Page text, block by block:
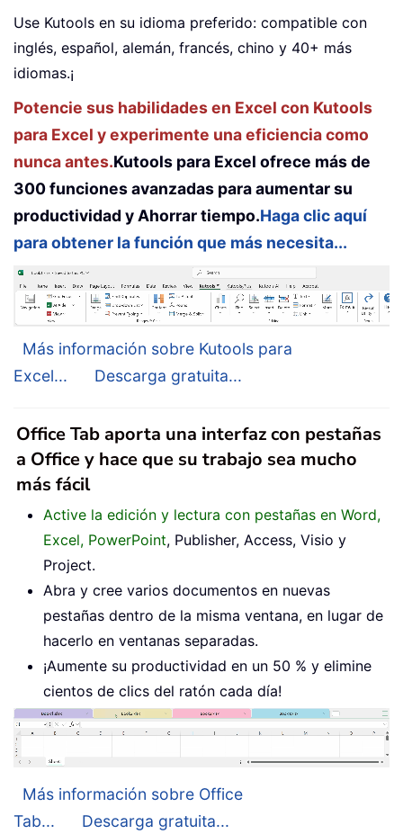
Use Kutools en su idioma preferido: compatible con
inglés, español, alemán, francés, chino y 40+ más
idiomas.¡
Potencie sus habilidades en Excel con Kutools
para Excel y experimente una eficiencia como
nunca antes.Kutools para Excel ofrece más de
300 funciones avanzadas para aumentar su
productividad y Ahorrar tiempo.Haga clic aquí
para obtener la función que más necesita...
Más información sobre Kutools para
Excel...
Descarga gratuita...
Office Tab aporta una interfaz con pestañas
a Office y hace que su trabajo sea mucho
más fácil
Active la edición y lectura con pestañas en Word,
Excel, PowerPoint, Publisher, Access, Visio y
Project.
Abra y cree varios documentos en nuevas
pestañas dentro de la misma ventana, en lugar de
hacerlo en ventanas separadas.
¡Aumente su productividad en un 50 % y elimine
cientos de clics del ratón cada día!
Más información sobre Office
Tab...
Descarga gratuita...